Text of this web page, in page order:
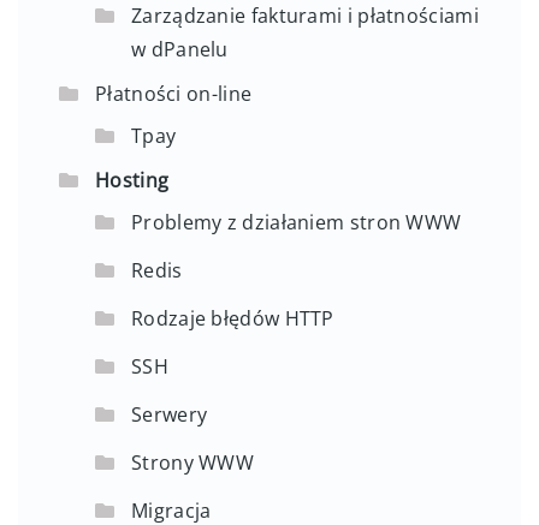
Zarządzanie fakturami i płatnościami
w dPanelu
Płatności on-line
Tpay
Hosting
Problemy z działaniem stron WWW
Redis
Rodzaje błędów HTTP
SSH
Serwery
Strony WWW
Migracja